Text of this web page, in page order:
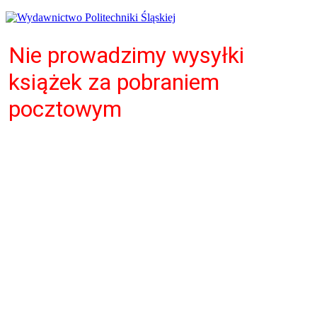
Nie prowadzimy wysyłki
książek za pobraniem
pocztowym